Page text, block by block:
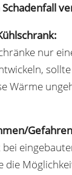
nur
Wärme
die